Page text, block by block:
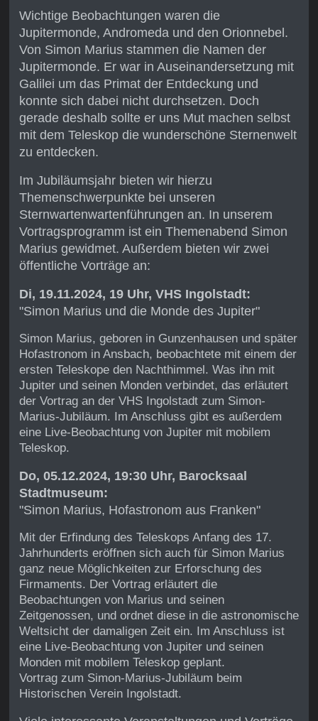
Wichtige Beobachtungen waren die
Jupitermonde, Andromeda und den Orionnebel.
Von Simon Marius stammen die Namen der
Jupitermonde. Er war in Auseinandersetzung mit
Galilei um das Primat der Entdeckung und
konnte sich dabei nicht durchsetzen. Doch
gerade deshalb sollte er uns Mut machen selbst
mit dem Teleskop die wunderschöne Sternenwelt
zu entdecken.
Im Jubiläumsjahr bieten wir hierzu
Themenschwerpunkte bei unseren
Sternwartenwartenführungen an. In unserem
Vortragsprogramm ist ein Themenabend Simon
Marius gewidmet. Außerdem bieten wir zwei
öffentliche Vorträge an:
Di, 19.11.2024, 19 Uhr, VHS Ingolstadt:
"Simon Marius und die Monde des Jupiter"
Simon Marius, geboren in Gunzenhausen und später
Hofastronom in Ansbach, beobachtete mit einem der
ersten Teleskope den Nachthimmel. Was ihn mit
Jupiter und seinen Monden verbindet, das erläutert
der Vortrag an der VHS Ingolstadt zum Simon-
Marius-Jubiläum. Im Anschluss gibt es außerdem
eine Live-Beobachtung von Jupiter mit mobilem
Teleskop.
Do, 05.12.2024, 19:30 Uhr, Barocksaal
Stadtmuseum:
"Simon Marius, Hofastronom aus Franken"
Mit der Erfindung des Teleskops Anfang des 17.
Jahrhunderts eröffnen sich auch für Simon Marius
ganz neue Möglichkeiten zur Erforschung des
Firmaments. Der Vortrag erläutert die
Beobachtungen von Marius und seinen
Zeitgenossen, und ordnet diese in die astronomische
Weltsicht der damaligen Zeit ein. Im Anschluss ist
eine Live-Beobachtung von Jupiter und seinen
Monden mit mobilem Teleskop geplant.
Vortrag zum Simon-Marius-Jubiläum beim
Historischen Verein Ingolstadt.